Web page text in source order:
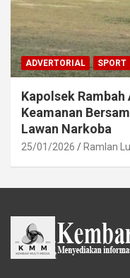
ADVERTORIAL SPORT
Kapolsek
Keamanan
Lawan Narkoba
25/01/2026 Ramlan